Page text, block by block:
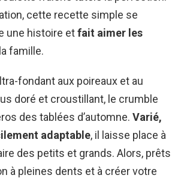
cette recette simple se
une histoire etfait aimer les
famille.
fondant aux poireaux et au
doré et croustillant, le crumble
des tablées d’automne. Varié,
adaptable, il laisse place à
des petits et grands. Alors, prêts
à pleines dents et à créer votre